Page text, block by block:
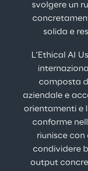
svolgere un
solida e
L’Ethical AI
composta
aziendale e
orientamenti e
conforme
riunisce
condividere
output